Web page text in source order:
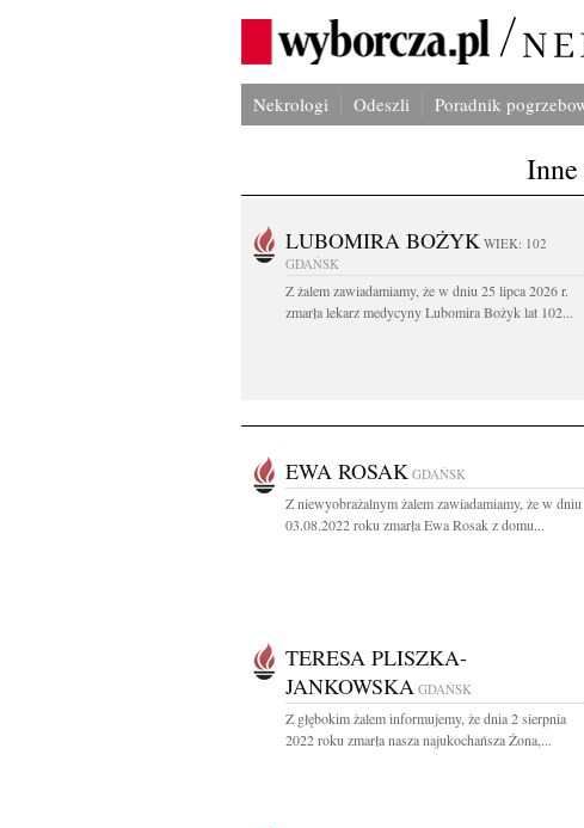
Nekrologi Odeszli Poradnik
LUBOMIRA BOŻYK WIEK: 102
GDAŃSK
Z żalem zawiadamiamy, że w dniu 25 lipca 2026 r.
zmarła lekarz medycyny Lubomira Bożyk lat 102...
EWA ROSAK GDAŃSK
Z niewyobrażalnym żalem zawiadamiamy, że w dniu
03.08.2022 roku zmarła Ewa Rosak z domu...
TERESA PLISZKA-
JANKOWSKA GDAŃSK
Z głębokim żalem informujemy, że dnia 2 sierpnia
2022 roku zmarła nasza najukochańsza Żona,...